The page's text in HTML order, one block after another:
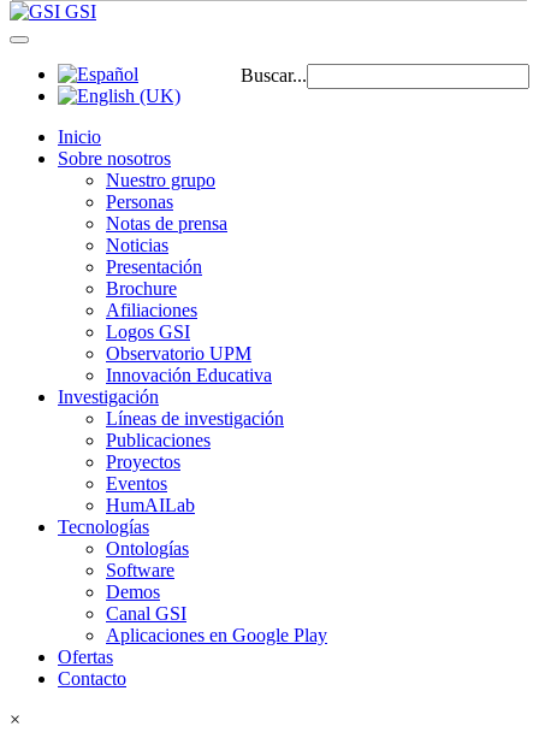
GSI
Buscar...
Inicio
Sobre nosotros
Nuestro grupo
Personas
Notas de prensa
Noticias
Presentación
Brochure
Afiliaciones
Logos GSI
Observatorio UPM
Innovación Educativa
Investigación
Líneas de investigación
Publicaciones
Proyectos
Eventos
HumAILab
Tecnologías
Ontologías
Software
Demos
Canal GSI
Aplicaciones en Google Play
Ofertas
Contacto
×